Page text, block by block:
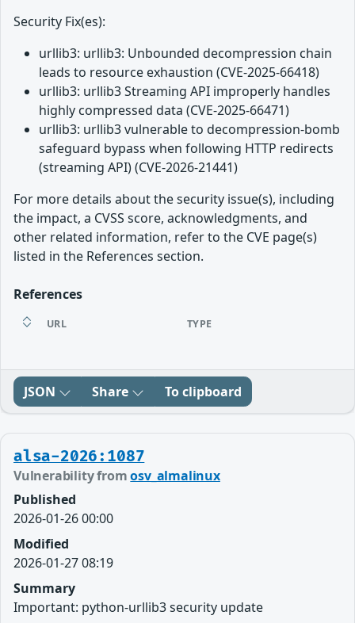
Security Fix(es):
urllib3: urllib3: Unbounded decompression chain
leads to resource exhaustion (CVE-2025-66418)
urllib3: urllib3 Streaming API improperly handles
highly compressed data (CVE-2025-66471)
urllib3: urllib3 vulnerable to decompression-bomb
safeguard bypass when following HTTP redirects
(streaming API) (CVE-2026-21441)
For more details about the security issue(s), including
the impact, a CVSS score, acknowledgments, and
other related information, refer to the CVE page(s)
listed in the References section.
References
URL TYPE
JSON Share To clipboard
alsa-2026:1087
Vulnerability fromosv_almalinux
Published
2026-01-26 00:00
Modified
2026-01-27 08:19
Summary
Important: python-urllib3 security update